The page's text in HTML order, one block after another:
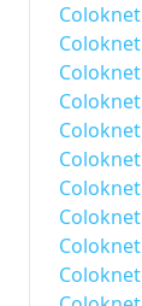
Coloknet
Coloknet
Coloknet
Coloknet
Coloknet
Coloknet
Coloknet
Coloknet
Coloknet
Coloknet